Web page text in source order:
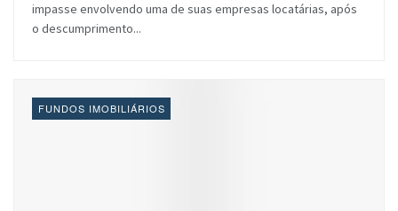
impasse envolvendo uma de suas empresas locatárias, após
o descumprimento...
FUNDOS IMOBILIÁRIOS